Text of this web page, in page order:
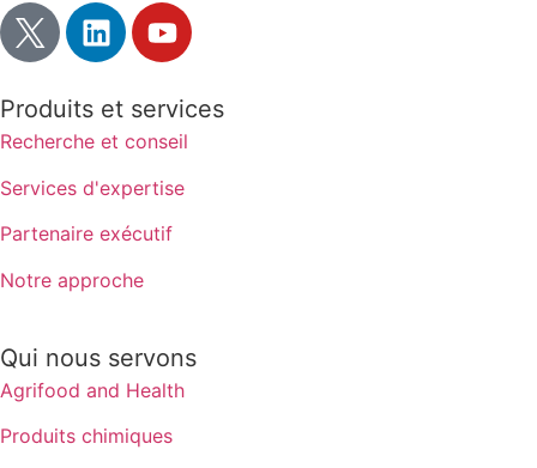
Produits et services
Recherche et conseil
Services d'expertise
Partenaire exécutif
Notre approche
Qui nous servons
Agrifood and Health
Produits chimiques